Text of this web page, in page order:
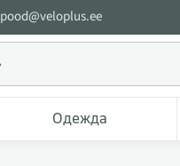
pood@veloplus.ee
Одежда